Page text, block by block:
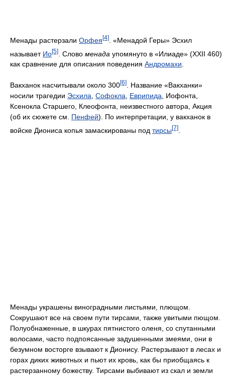
Менады растерзали Орфея[4]
. «Менадой Геры» Эсхил
называет Ио[5] . Слово менада упомянуто в «Илиаде» (XXII 460)
как сравнение для описания поведения Андромахи.
Вакханок насчитывали около 300[6]
. Название «Вакханки»
носили трагедии Эсхила Софокла Еврипида , Иофонта,
Ксенокла Старшего, Клеофонта, неизвестного автора, Акция
(об их сюжете см. Пенфей). По интерпретации, у вакханок в
войске Диониса копья замаскированы под тирсы[7]
Менады украшены виноградными листьями, плющом.
Сокрушают все на своем пути тирсами, также увитыми пющом.
Полуобнаженные, в шкурах пятнистого оленя, со спутанными
волосами, часто подпоясанные задушенными змеями, они в
безумном восторге взывают к Дионису. Растерзывают в лесах и
горах диких животных и пьют их кровь, как бы приобщаясь к
растерзанному божеству. Тирсами выбивают из скал и земли